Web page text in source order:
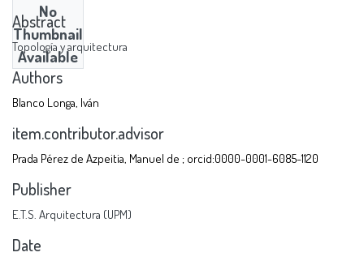
No
Thumbnail
Available
Abstract
Topología y arquitectura
Authors
Blanco Longa, Iván
item.contributor.advisor
Prada Pérez de Azpeitia, Manuel de ; orcid:0000-0001-6085-1120
Publisher
E.T.S. Arquitectura (UPM)
Date